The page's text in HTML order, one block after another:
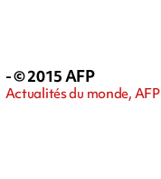
- © 2015 AFP
Actualités du monde, AFP